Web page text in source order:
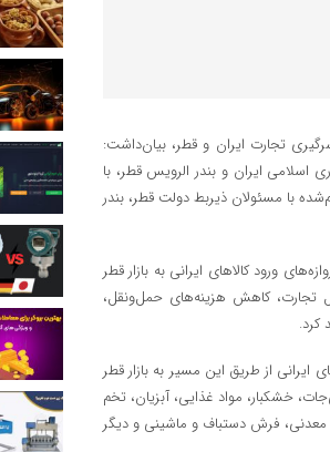
تجارت ایران و قطر، بیان‌داشت:
ایران و بندر الرویس قطر، با
با مسئولان ذیربط دولت قطر، بندر
ورود کالاهای ایرانی به بازار قطر
کاهش هزینه‌های حمل‌ونقل،
کرد.
از طریق این مسیر به بازار قطر
خشکبار، مواد غذایی، آبزیان، تخم
فرش دستباف و ماشینی و دیگر